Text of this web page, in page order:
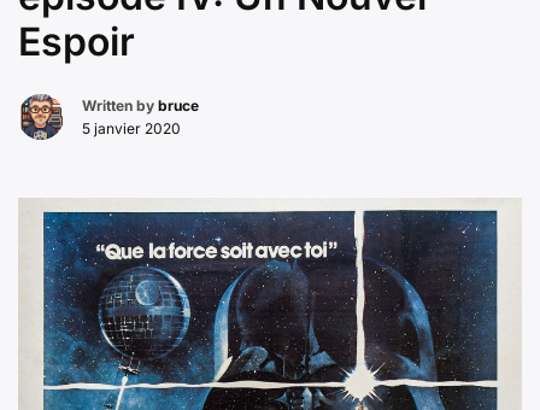
Espoir
Written by bruce
5 janvier 2020